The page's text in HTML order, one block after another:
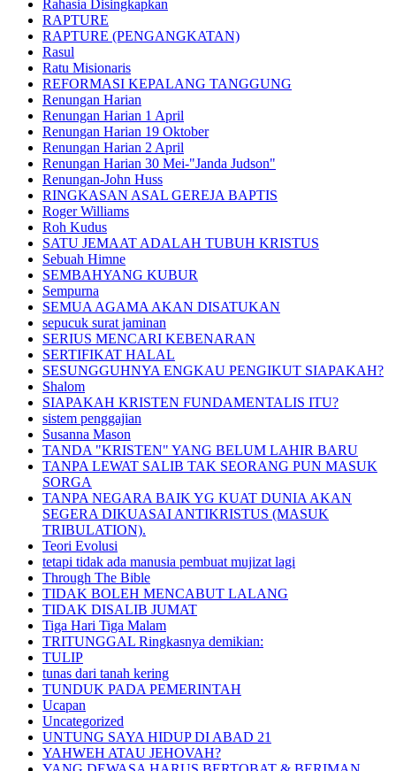
Rahasia Disingkapkan
RAPTURE
RAPTURE (PENGANGKATAN)
Rasul
Ratu Misionaris
REFORMASI KEPALANG TANGGUNG
Renungan Harian
Renungan Harian 1 April
Renungan Harian 19 Oktober
Renungan Harian 2 April
Renungan Harian 30 Mei-"Janda Judson"
Renungan-John Huss
RINGKASAN ASAL GEREJA BAPTIS
Roger Williams
Roh Kudus
SATU JEMAAT ADALAH TUBUH KRISTUS
Sebuah Himne
SEMBAHYANG KUBUR
Sempurna
SEMUA AGAMA AKAN DISATUKAN
sepucuk surat jaminan
SERIUS MENCARI KEBENARAN
SERTIFIKAT HALAL
SESUNGGUHNYA ENGKAU PENGIKUT SIAPAKAH?
Shalom
SIAPAKAH KRISTEN FUNDAMENTALIS ITU?
sistem penggajian
Susanna Mason
TANDA "KRISTEN" YANG BELUM LAHIR BARU
TANPA LEWAT SALIB TAK SEORANG PUN MASUK
SORGA
TANPA NEGARA BAIK YG KUAT DUNIA AKAN
SEGERA DIKUASAI ANTIKRISTUS (MASUK
TRIBULATION).
Teori Evolusi
tetapi tidak ada manusia pembuat mujizat lagi
Through The Bible
TIDAK BOLEH MENCABUT LALANG
TIDAK DISALIB JUMAT
Tiga Hari Tiga Malam
TRITUNGGAL Ringkasnya demikian:
TULIP
tunas dari tanah kering
TUNDUK PADA PEMERINTAH
Ucapan
Uncategorized
UNTUNG SAYA HIDUP DI ABAD 21
YAHWEH ATAU JEHOVAH?